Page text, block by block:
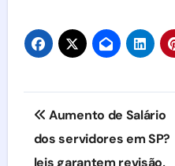
Navegação
de
Aumento de Salário
dos servidores em SP?
leis garantem revisão,